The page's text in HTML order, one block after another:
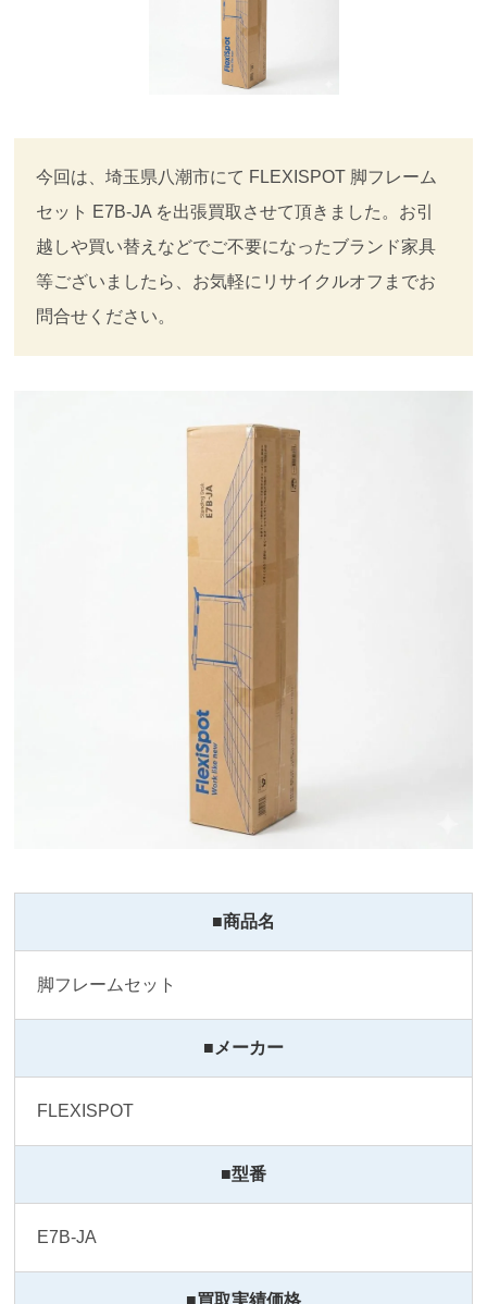
今回は、埼玉県八潮市にて FLEXISPOT 脚フレーム
セット E7B-JA を出張買取させて頂きました。お引
越しや買い替えなどでご不要になったブランド家具
等ございましたら、お気軽にリサイクルオフまでお
問合せください。
■商品名
脚フレームセット
■メーカー
FLEXISPOT
■型番
E7B-JA
■買取実績価格